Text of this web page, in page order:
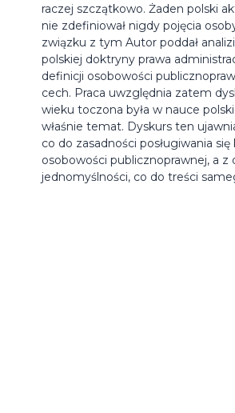
raczej szczątkowo. Żaden polski
nie zdefiniował nigdy pojęcia
związku z tym Autor poddał
polskiej doktryny prawa
definicji osobowości
cech. Praca uwzględnia zatem
wieku toczona była w nauce
właśnie temat. Dyskurs ten
co do zasadności posługiwania
osobowości publicznoprawnej, a z
jednomyślności, co do treści